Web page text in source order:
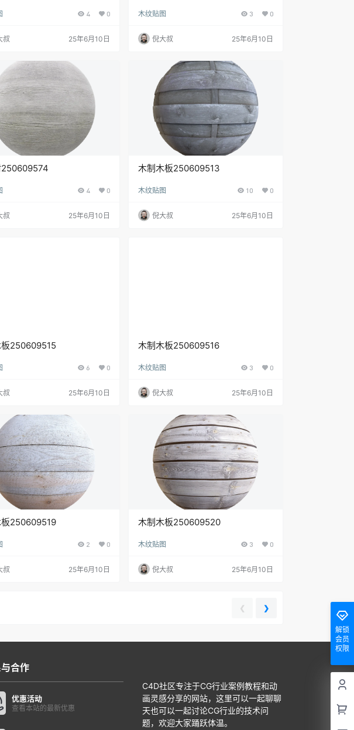
4 0
叔 25年6月10日
木纹贴图 3 0
倪大叔 25年6月10日
250609574
4 0
叔 25年6月10日
木制木板250609513
木纹贴图 10 0
倪大叔 25年6月10日
250609515
6 0
叔 25年6月10日
木制木板250609516
木纹贴图 3 0
倪大叔 25年6月10日
250609519
2 0
叔 25年6月10日
木制木板250609520
木纹贴图 3 0
倪大叔 25年6月10日
❮ ❯
解锁
会员
权限
合作
优惠活动
查看本站的最新优惠
C4D社区专注于CG行业案例教程和动
画灵感分享的网站，这里可以一起聊聊
天也可以一起讨论CG行业的技术问
题，欢迎大家踊跃体温。